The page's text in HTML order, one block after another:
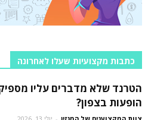
כתבות מקצועיות שעלו לאחרונה
הטרנד שלא מדברים עליו
הופעות בצפון?